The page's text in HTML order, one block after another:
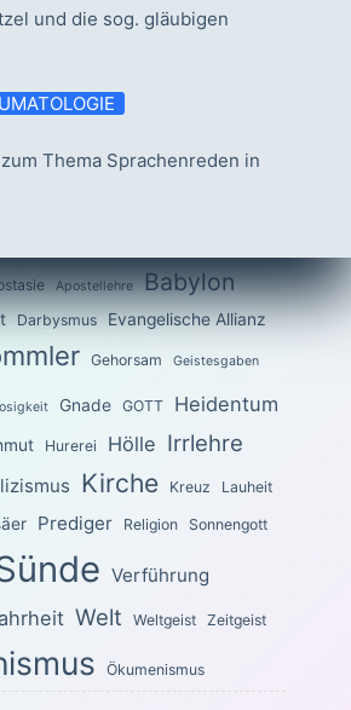
und die sog. gläubigen
Thema Sprachenreden in
Apostellehre Babylon
Darbysmus Evangelische Allianz
Gehorsam Geistesgaben
Gnade GOTT Heidentum
Hurerei Hölle Irrlehre
Kirche Kreuz Lauheit
Prediger Religion Sonnengott
Verführung
Welt Weltgeist Zeitgeist
Ökumenismus